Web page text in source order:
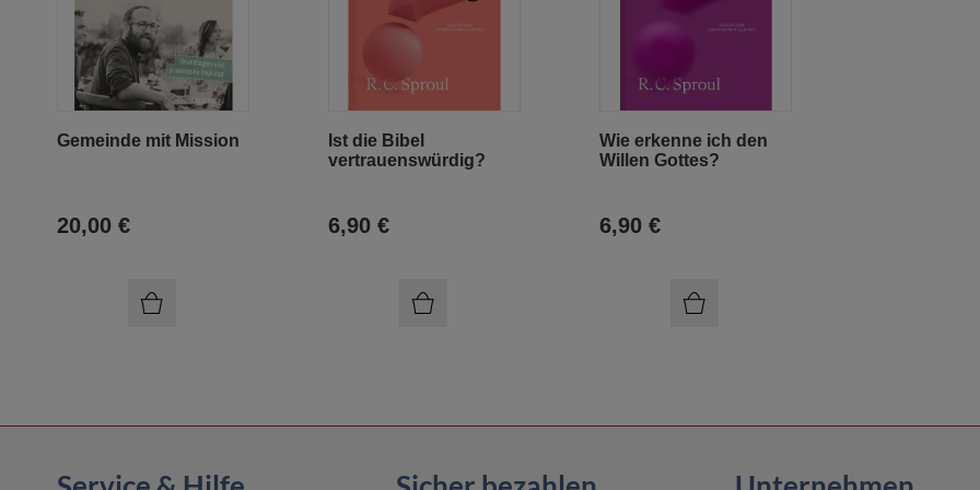
Gemeinde mit Mission
20,00 €
Ist die Bibel
vertrauenswürdig?
6,90 €
Wie erkenne ich den
Willen Gottes?
6,90 €